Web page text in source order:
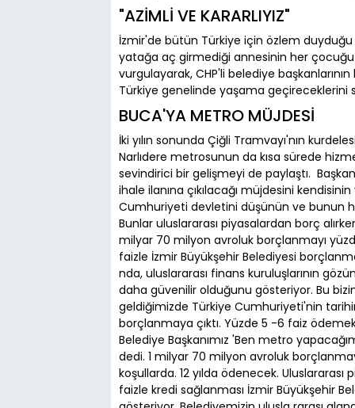
"AZİMLİ VE KARARLIYIZ"
İzmir'de bütün Türkiye için özlem
yatağa aç girmediği annesinin her çocuğu
vurgulayarak, CHP'li belediye
Türkiye genelinde yaşama geçireceklerini
BUCA'YA METRO MÜJDESİ
İki yılın sonunda Çiğli Tramvayı'nın
Narlıdere metrosunun da kısa sürede
sevindirici bir gelişmeyi de paylaştı.
ihale ilanına çıkılacağı müjdesini
Cumhuriyeti devletini düşünün ve bunun
Bunlar uluslararası piyasalardan borç
milyar 70 milyon avroluk borçlanmayı
faizle İzmir Büyükşehir Belediyesi
nda, uluslararası finans kuruluşlarının
daha güvenilir olduğunu gösteriyor. Bu
geldiğimizde Türkiye Cumhuriyeti'nin
borçlanmaya çıktı. Yüzde 5 -6 faiz
Belediye Başkanımız 'Ben metro
dedi. 1 milyar 70 milyon avroluk
koşullarda. 12 yılda ödenecek.
faizle kredi sağlanması İzmir Büyükşehir